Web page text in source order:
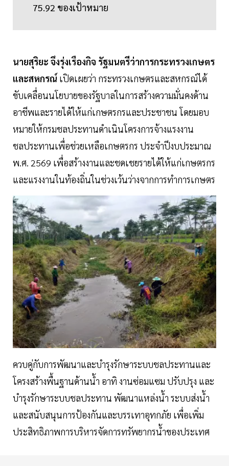
75.92 ของเป้าหมาย
นายสุริยะ จึงรุ่งเรืองกิจ รัฐมนตรีว่าการกระทรวงเกษตร
และสหกรณ์ เปิดเผยว่า กระทรวงเกษตรและสหกรณ์ได้
ขับเคลื่อนนโยบายของรัฐบาลในการสร้างความมั่นคงด้าน
อาชีพและรายได้ให้แก่เกษตรกรและประชาชน โดยมอบ
หมายให้กรมชลประทานดำเนินโครงการจ้างแรงงาน
ชลประทานเพื่อช่วยเหลือเกษตรกร ประจำปีงบประมาณ
พ.ศ. 2569 เพื่อสร้างงานและชดเชยรายได้ให้แก่เกษตรกร
และแรงงานในท้องถิ่นในช่วงเว้นว่างจากการทำการเกษตร
ควบคู่กับการพัฒนาและบำรุงรักษาระบบชลประทานและ
โครงสร้างพื้นฐานด้านน้ำ อาทิ งานซ่อมแซม ปรับปรุง และ
บำรุงรักษาระบบชลประทาน พัฒนาแหล่งน้ำ ระบบส่งน้ำ
และสนับสนุนการป้องกันและบรรเทาอุทกภัย เพื่อเพิ่ม
ประสิทธิภาพการบริหารจัดการทรัพยากรน้ำของประเทศ